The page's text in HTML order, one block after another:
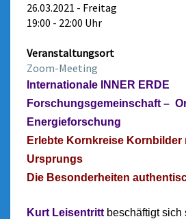
26.03.2021 - Freitag
19:00 - 22:00 Uhr
Veranstaltungsort
Zoom-Meeting
Internationale INNER ERDE
Forschungsgemeinschaft –
Energieforschung
Erlebte Kornkreise
Ursprungs
Die Besonderheiten
Kurt Leisentritt beschäftigt sich